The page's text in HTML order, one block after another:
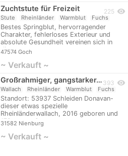
Zuchtstute für Freizeit
Stute Rheinländer Warmblut Fuchs
Bestes Springblut, hervorragender
Charakter, fehlerloses Exterieur und
absolute Gesundheit vereinen sich in
dieser…
47574 Goch
225 visibility
~ Verkauft ~
Großrahmiger, gangstarker…
Wallach Rheinländer Warmblut Fuchs
Standort: 53937 Schleiden Donavan-
dieser etwas spezielle
Rheinländerwallach, 2016 geboren und
172 cm groß,…
31582 Nienburg
393 visibility
~ Verkauft ~